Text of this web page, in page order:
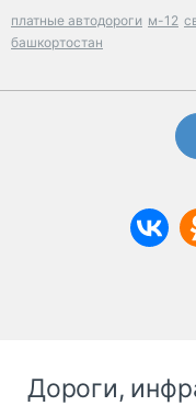
платные автодороги м-12
башкортостан
Дороги,